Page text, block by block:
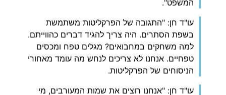
המשפט".
עו"ד חן: "התגובה של הפרקליטות משתמשת
בשפת הסתרים. היה צריך להגיד דברים כהווייתם.
למה משחקים במחבואים? מגלים טפח ומכסים
טפחיים. אנחנו לא צריכים לנחש מה עומד מאחורי
הניסוחים של הפרקליטות.
עו"ד חן: "אנחנו רוצים את שמות המעורבים, מי